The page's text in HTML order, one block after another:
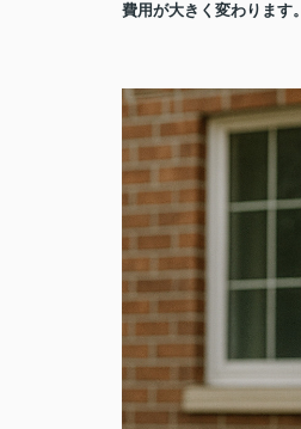
費用が大きく変わります。